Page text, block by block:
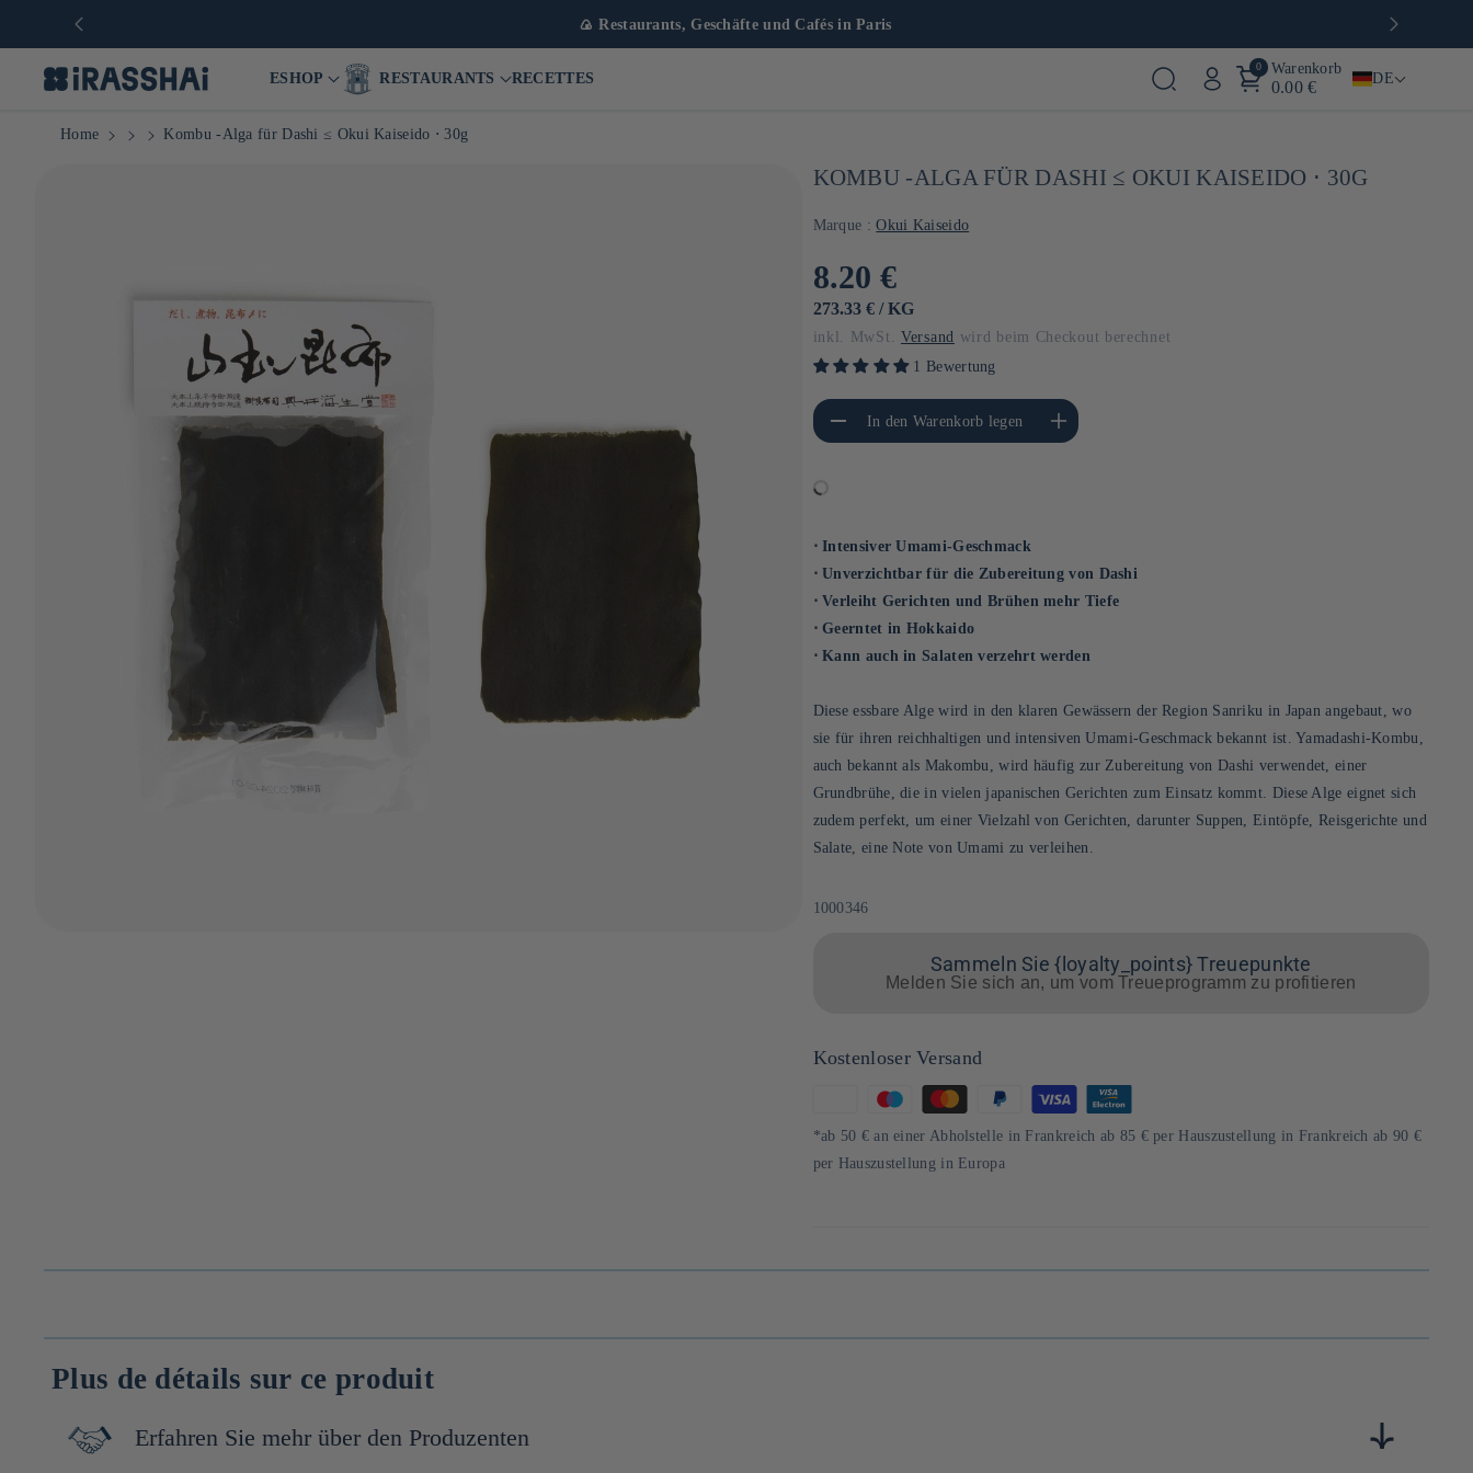
🍙 Restaurants, Geschäfte und Cafés in Paris
ESHOP RESTAURANTS RECETTES
0 Warenkorb
0.00 € DE
Home Kombu -Alga für Dashi ≤ Okui Kaiseido ⋅ 30g
KOMBU -ALGA FÜR DASHI ≤ OKUI KAISEIDO ⋅ 30G
Marque : Okui Kaiseido
Normaler
Preis
8.20 €
GRUNDPREIS
273.33 € / PRO
KG
inkl. MwSt. Versand wird beim Checkout berechnet
1 Bewertung
Verringere die Menge für
Default TitleIn den Warenkorb legen
Erhöhe die Menge für Default
Title
⋅ Intensiver Umami-Geschmack
⋅ Unverzichtbar für die Zubereitung von Dashi
⋅ Verleiht Gerichten und Brühen mehr Tiefe
⋅ Geerntet in Hokkaido
⋅ Kann auch in Salaten verzehrt werden
Diese essbare Alge wird in den klaren Gewässern der Region Sanriku in Japan angebaut, wo
sie für ihren reichhaltigen und intensiven Umami-Geschmack bekannt ist. Yamadashi-Kombu,
auch bekannt als Makombu, wird häufig zur Zubereitung von Dashi verwendet, einer
Grundbrühe, die in vielen japanischen Gerichten zum Einsatz kommt. Diese Alge eignet sich
zudem perfekt, um einer Vielzahl von Gerichten, darunter Suppen, Eintöpfe, Reisgerichte und
Salate, eine Note von Umami zu verleihen.
SKU:
1000346
Sammeln Sie {loyalty_points} Treuepunkte
Melden Sie sich an, um vom Treueprogramm zu profitieren
Kostenloser Versand
Zahlungsmethoden
*ab 50 € an einer Abholstelle in Frankreich ab 85 € per Hauszustellung in Frankreich ab 90 €
per Hauszustellung in Europa
Plus de détails sur ce produit
Erfahren Sie mehr über den Produzenten